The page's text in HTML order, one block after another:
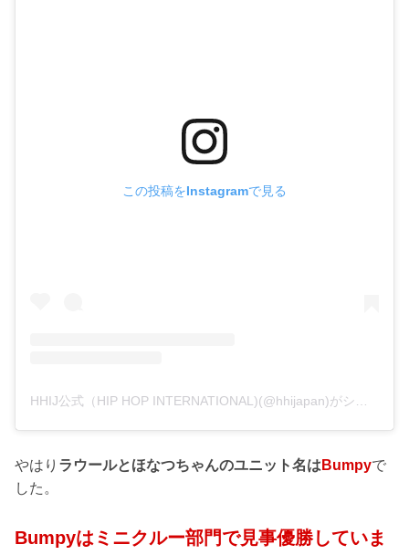
この投稿をInstagramで見る
HHIJ公式（HIP HOP INTERNATIONAL)(@hhijapan)がシェアした投稿
やはり ラウールとほなつちゃんのユニット名は Bumpyで
した。
Bumpyはミニクルー部門で見事優勝していま